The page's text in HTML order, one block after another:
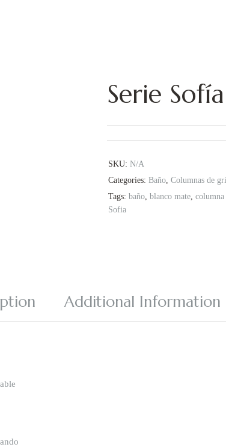
Serie Sofía
SKU: N/A
Categories: Baño Columnas de
Tags: baño blanco mate
Sofia
Additional Information